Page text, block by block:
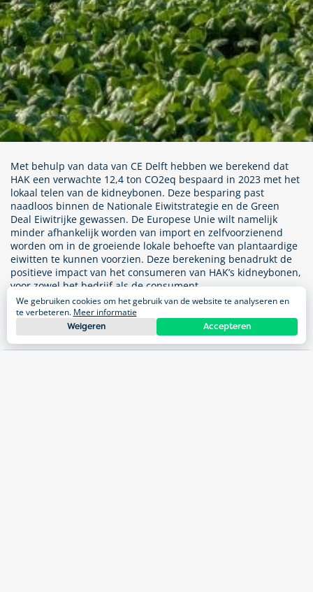
Met behulp van data van CE Delft hebben we berekend dat
HAK een verwachte 12,4 ton CO2eq bespaard in 2023 met het
lokaal telen van de kidneybonen. Deze besparing past
naadloos binnen de Nationale Eiwitstrategie en de Green
Deal Eiwitrijke gewassen. De Europese Unie wilt namelijk
minder afhankelijk worden van import en zelfvoorzienend
worden om in de groeiende lokale behoefte van plantaardige
eiwitten te kunnen voorzien. Deze berekening benadrukt de
positieve impact van het consumeren van HAK’s kidneybonen,
voor zowel het bedrijf als de consument.
Nieuwsgierig waar HAK in Nederland nog meer groeit?
hier over hun groene keuken
We gebruiken cookies om het gebruik van de website te analyseren en
te verbeteren. Meer informatie
Weigeren Accepteren